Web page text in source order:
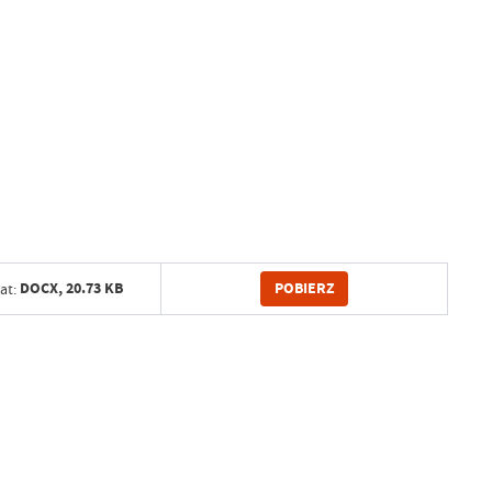
DOCX,20.73 KB POBIERZ